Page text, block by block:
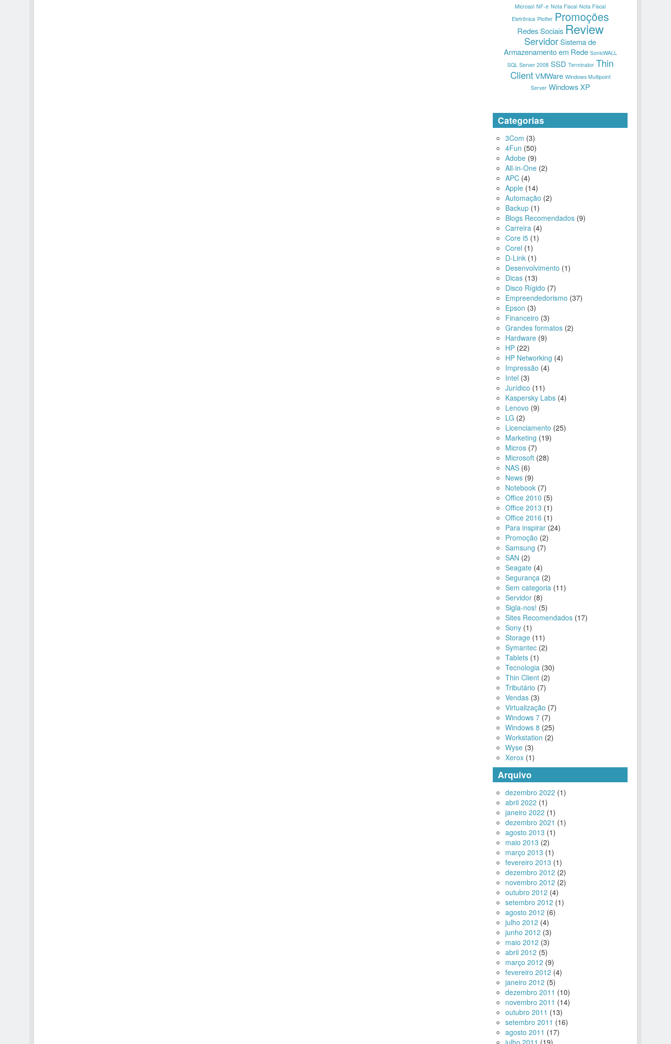
Microsol NF-e Nota Fiscal Nota Fiscal
Eletrônica Plotter Promoções
Redes Sociais Review
ServidorSistema de
Armazenamento em Rede SonicWALL
SQL Server 2008 SSD Terminator Thin
Client VMWare Windows Multipoint
Server Windows XP
Categorias
3Com (3)
4Fun (50)
Adobe (9)
All-in-One (2)
APC (4)
Apple (14)
Automação (2)
Backup (1)
Blogs Recomendados (9)
Carreira (4)
Core i5 (1)
Corel (1)
D-Link (1)
Desenvolvimento (1)
Dicas (13)
Disco Rígido (7)
Empreendedorismo (37)
Epson (3)
Financeiro (3)
Grandes formatos (2)
Hardware (9)
HP (22)
HP Networking (4)
Impressão (4)
Intel (3)
Jurídico (11)
Kaspersky Labs (4)
Lenovo (9)
LG (2)
Licenciamento (25)
Marketing (19)
Micros (7)
Microsoft (28)
NAS (6)
News (9)
Notebook (7)
Office 2010 (5)
Office 2013 (1)
Office 2016 (1)
Para inspirar (24)
Promoção (2)
Samsung (7)
SAN (2)
Seagate (4)
Segurança (2)
Sem categoria (11)
Servidor (8)
Sigla-nos! (5)
Sites Recomendados (17)
Sony (1)
Storage (11)
Symantec (2)
Tablets (1)
Tecnologia (30)
Thin Client (2)
Tributário (7)
Vendas (3)
Virtualização (7)
Windows 7 (7)
Windows 8 (25)
Workstation (2)
Wyse (3)
Xerox (1)
Arquivo
dezembro 2022 (1)
abril 2022 (1)
janeiro 2022 (1)
dezembro 2021 (1)
agosto 2013 (1)
maio 2013 (2)
março 2013 (1)
fevereiro 2013 (1)
dezembro 2012 (2)
novembro 2012 (2)
outubro 2012 (4)
setembro 2012 (1)
agosto 2012 (6)
julho 2012 (4)
junho 2012 (3)
maio 2012 (3)
abril 2012 (5)
março 2012 (9)
fevereiro 2012 (4)
janeiro 2012 (5)
dezembro 2011 (10)
novembro 2011 (14)
outubro 2011 (13)
setembro 2011 (16)
agosto 2011 (17)
julho 2011 (19)